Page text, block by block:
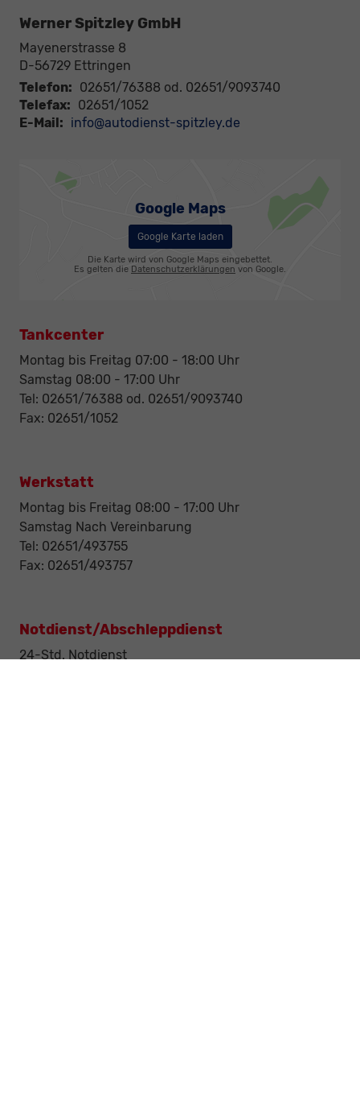
Werner Spitzley GmbH
Mayenerstrasse 8
D-56729 Ettringen
Telefon: 02651/76388 od. 02651/9093740
Telefax: 02651/1052
E-Mail: info@autodienst-spitzley.de
Google Maps
Google Karte laden
Die Karte wird von Google Maps eingebettet.
Es gelten die Datenschutzerklärungen von Google.
Tankcenter
Montag bis Freitag 07:00 - 18:00 Uhr
Samstag 08:00 - 17:00 Uhr
Tel: 02651/76388 od. 02651/9093740
Fax: 02651/1052
Werkstatt
Montag bis Freitag 08:00 - 17:00 Uhr
Samstag Nach Vereinbarung
Tel: 02651/493755
Fax: 02651/493757
Notdienst/Abschleppdienst
24-Std. Notdienst